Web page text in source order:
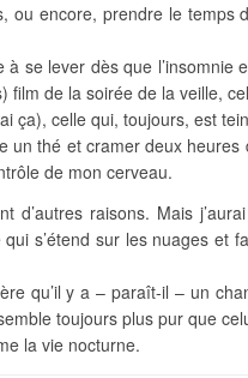
ou encore, prendre le
à se lever dès que
film de la soirée de la veille,
ça), celle qui, toujours, est
un thé et cramer deux
de mon cerveau.
d’autres raisons. Mais
qui s’étend sur les nuages
qu’il y a – paraît-il – un
toujours plus pur que
la vie nocturne.